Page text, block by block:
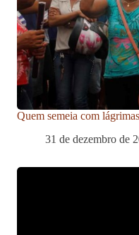
Quem semeia com
31 de dezembro de